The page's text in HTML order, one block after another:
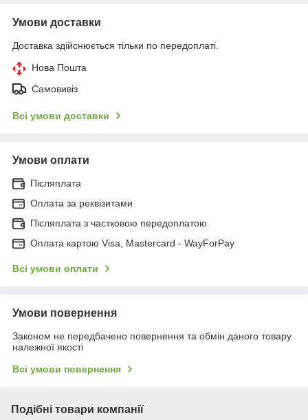
Умови доставки
Доставка здійснюється тільки по передоплаті.
Нова Пошта
Самовивіз
Всі умови доставки
Умови оплати
Післяплата
Оплата за реквізитами
Післяплата з частковою передоплатою
Оплата картою Visa, Mastercard - WayForPay
Всі умови оплати
Умови повернення
Законом не передбачено повернення та обмін даного товару
належної якості
Всі умови повернення
Подібні товари компанії